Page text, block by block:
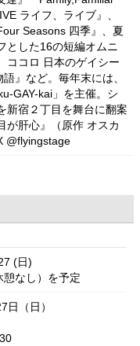
ライフ、ライブ』、
Seasons 四季』、夏
とした16の短編オムニ
ココロ 日本のゲイシー
』など。毎年末には、
GAY-kai」を主催。シ
新宿２丁目を舞台に翻案
が肝心』（原作 オスカ
@flyingstage
(日)
憩なし）を予定
日（日）